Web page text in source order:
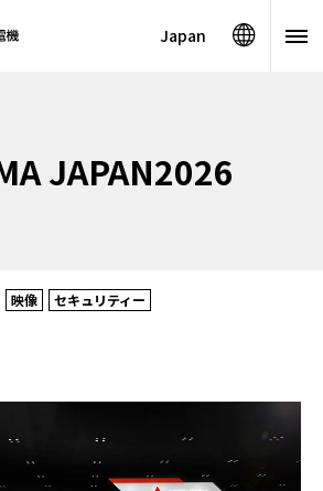
Japan
JAPAN2026
映像 セキュリティー